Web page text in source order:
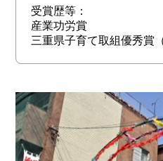
受賞歴等：
産業功労賞
三重県子育て取組優秀賞